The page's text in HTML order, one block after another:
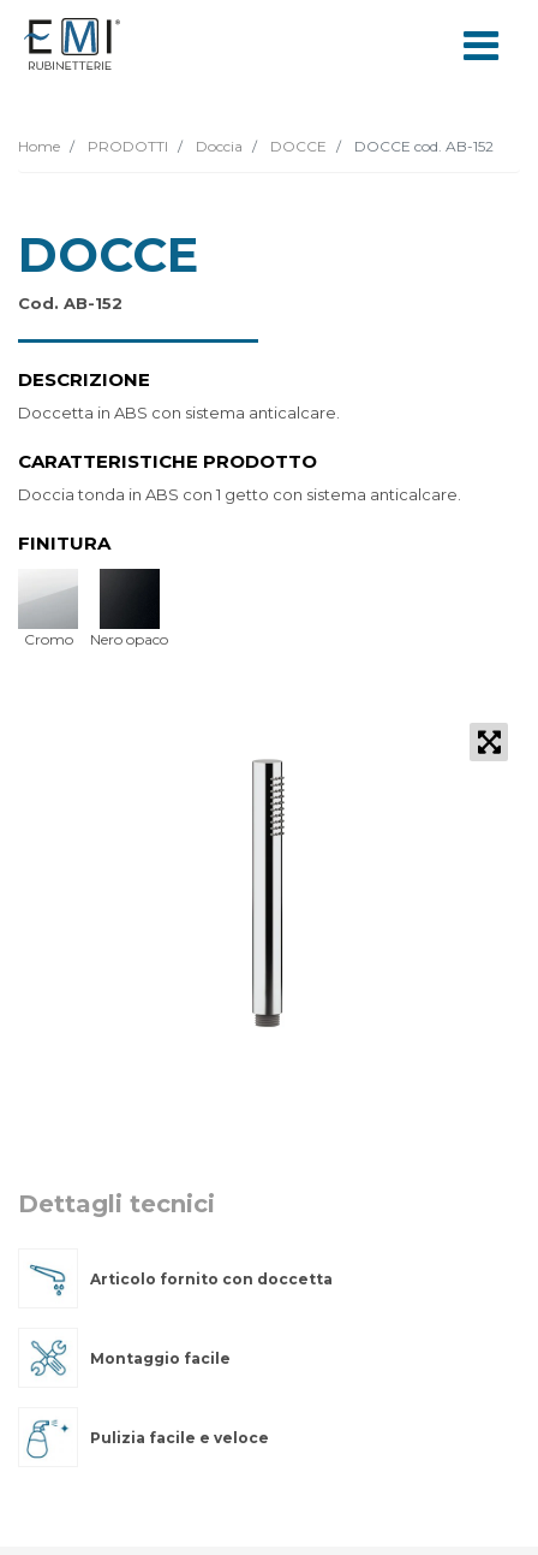
Home PRODOTTI Doccia DOCCE DOCCE cod. AB-152
DOCCE
Cod. AB-152
DESCRIZIONE
Doccetta in ABS con sistema anticalcare.
CARATTERISTICHE PRODOTTO
Doccia tonda in ABS con 1 getto con sistema anticalcare.
FINITURA
Cromo Nero opaco
Dettagli tecnici
Articolo fornito con doccetta
Montaggio facile
Pulizia facile e veloce